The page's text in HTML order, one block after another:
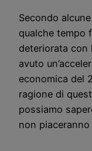
Secondo
qualche tempo
deteriorata con
avuto
economica del
ragione di
possiamo
non